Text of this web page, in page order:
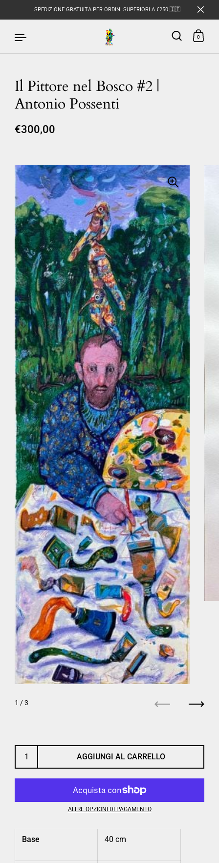
Passa ai contenuti
SPEDIZIONE GRATUITA PER ORDINI SUPERIORI A €250 🇮🇹
0
Il Pittore nel Bosco #2 |
Antonio Possenti
€300,00
AGGIUNGI AL CARRELLO
ALTRE OPZIONI DI PAGAMENTO
1 / 3
Base 40 cm